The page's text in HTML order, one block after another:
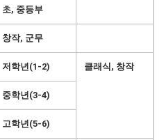
초, 중등부
창작, 군무
저학년(1-2) 클래식, 창작
중학년(3-4)
고학년(5-6)